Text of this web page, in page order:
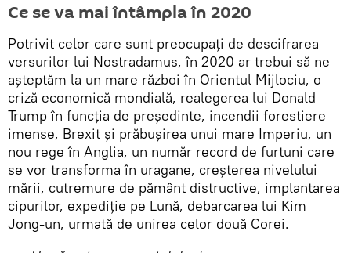
Ce se va mai întâmpla în 2020
Potrivit celor care sunt preocupați de descifrarea
versurilor lui Nostradamus, în 2020 ar trebui să ne
așteptăm la un mare război în Orientul Mijlociu, o
criză economică mondială, realegerea lui Donald
Trump în funcția de președinte, incendii forestiere
imense, Brexit și prăbușirea unui mare Imperiu, un
nou rege în Anglia, un număr record de furtuni care
se vor transforma în uragane, creșterea nivelului
mării, cutremure de pământ distructive, implantarea
cipurilor, expediție pe Lună, debarcarea lui Kim
Jong-un, urmată de unirea celor două Corei.